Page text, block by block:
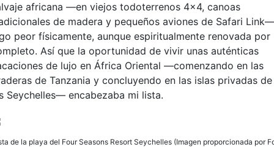
africana —en viejos todoterrenos 4x4, canoas
de madera y pequeños aviones de Safari Link—
peor físicamente, aunque espiritualmente renovada por
Así que la oportunidad de vivir unas auténticas
de lujo en África Oriental —comenzando en las
de Tanzania y concluyendo en las islas privadas de
Seychelles— encabezaba mi lista.
de la playa del Four Seasons Resort Seychelles (Imagen proporcionada por